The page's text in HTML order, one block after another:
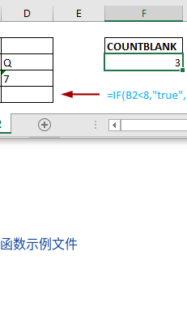
函数示例文件